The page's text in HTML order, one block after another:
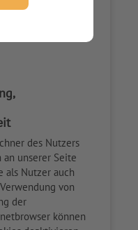
des Nutzers
unserer Seite
als Nutzer auch
von
der
können